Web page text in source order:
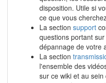
disposition. Utile si
ce que vous
La section support
questions portant sur
dépannage de votre
La section
l'ensemble des
sur ce wiki et au